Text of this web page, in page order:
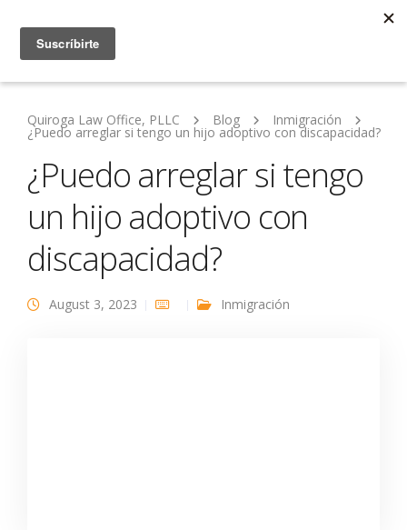
Quiroga Law Office, PLLC Blog Inmigración
¿Puedo arreglar si tengo un hijo adoptivo con discapacidad?
¿Puedo arreglar si tengo
un hijo adoptivo con
discapacidad?
August 3, 2023 Inmigración